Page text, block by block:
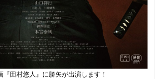
田村悠人』に勝矢が出演します！